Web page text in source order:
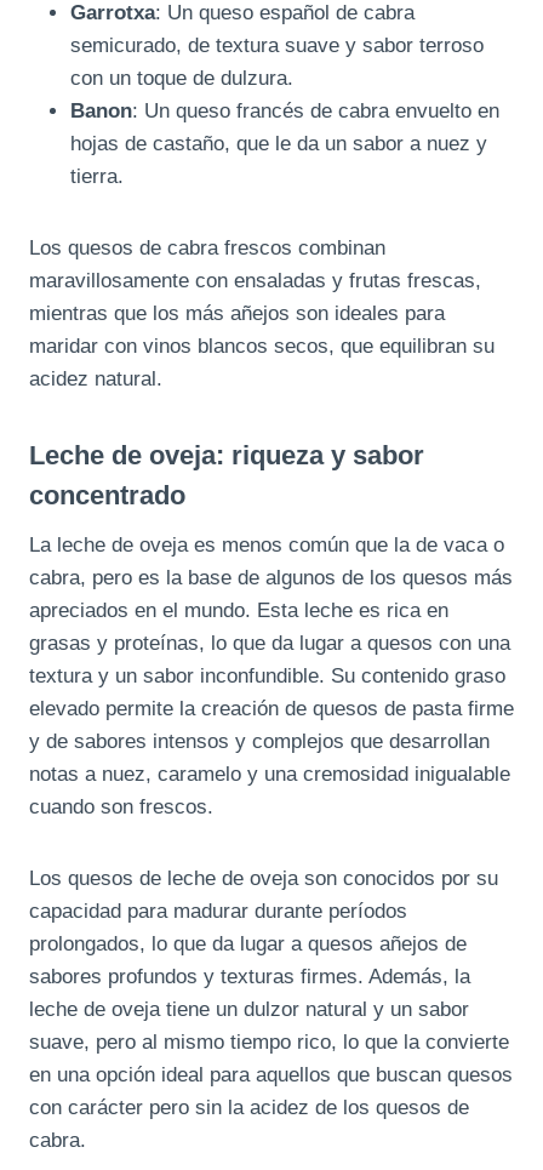
Garrotxa: Un queso español de cabra
semicurado, de textura suave y sabor terroso
con un toque de dulzura.
Banon: Un queso francés de cabra envuelto en
hojas de castaño, que le da un sabor a nuez y
tierra.
Los quesos de cabra frescos combinan
maravillosamente con ensaladas y frutas frescas,
mientras que los más añejos son ideales para
maridar con vinos blancos secos, que equilibran su
acidez natural.
Leche de oveja: riqueza y sabor
concentrado
La leche de oveja es menos común que la de vaca o
cabra, pero es la base de algunos de los quesos más
apreciados en el mundo. Esta leche es rica en
grasas y proteínas, lo que da lugar a quesos con una
textura y un sabor inconfundible. Su contenido graso
elevado permite la creación de quesos de pasta firme
y de sabores intensos y complejos que desarrollan
notas a nuez, caramelo y una cremosidad inigualable
cuando son frescos.
Los quesos de leche de oveja son conocidos por su
capacidad para madurar durante períodos
prolongados, lo que da lugar a quesos añejos de
sabores profundos y texturas firmes. Además, la
leche de oveja tiene un dulzor natural y un sabor
suave, pero al mismo tiempo rico, lo que la convierte
en una opción ideal para aquellos que buscan quesos
con carácter pero sin la acidez de los quesos de
cabra.